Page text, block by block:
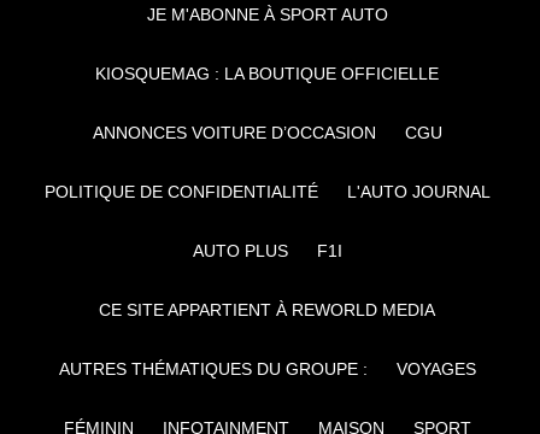
JE M'ABONNE À SPORT AUTO
KIOSQUEMAG : LA BOUTIQUE OFFICIELLE
ANNONCES VOITURE D’OCCASION CGU
POLITIQUE DE CONFIDENTIALITÉ L'AUTO JOURNAL
AUTO PLUS F1I
CE SITE APPARTIENT À REWORLD MEDIA
AUTRES THÉMATIQUES DU GROUPE : VOYAGES
FÉMININ INFOTAINMENT MAISON SPORT